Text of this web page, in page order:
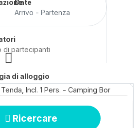
Date
Arrivo - Partenza
di alloggio
Ricercare